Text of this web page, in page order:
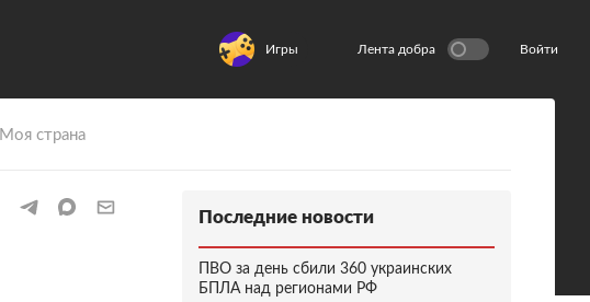
Игры Лента добра Войти
Моя страна
Последние новости
ПВО за день сбили 360 украинских
БПЛА над регионами РФ